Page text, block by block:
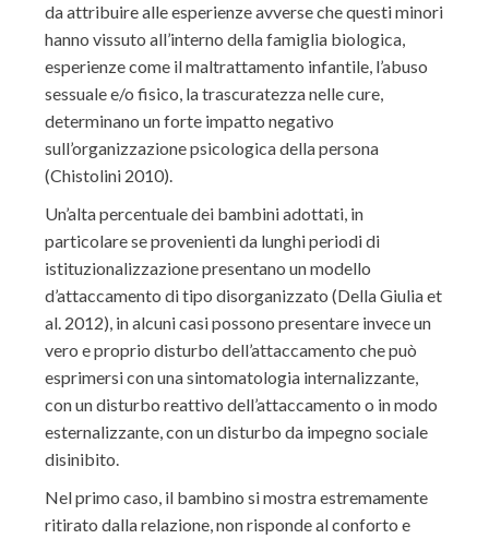
da attribuire alle esperienze avverse che questi minori
hanno vissuto all’interno della famiglia biologica,
esperienze come il maltrattamento infantile, l’abuso
sessuale e/o fisico, la trascuratezza nelle cure,
determinano un forte impatto negativo
sull’organizzazione psicologica della persona
(Chistolini 2010).
Un’alta percentuale dei bambini adottati, in
particolare se provenienti da lunghi periodi di
istituzionalizzazione presentano un modello
d’attaccamento di tipo disorganizzato (Della Giulia et
al. 2012), in alcuni casi possono presentare invece un
vero e proprio disturbo dell’attaccamento che può
esprimersi con una sintomatologia internalizzante,
con un disturbo reattivo dell’attaccamento o in modo
esternalizzante, con un disturbo da impegno sociale
disinibito.
Nel primo caso, il bambino si mostra estremamente
ritirato dalla relazione, non risponde al conforto e